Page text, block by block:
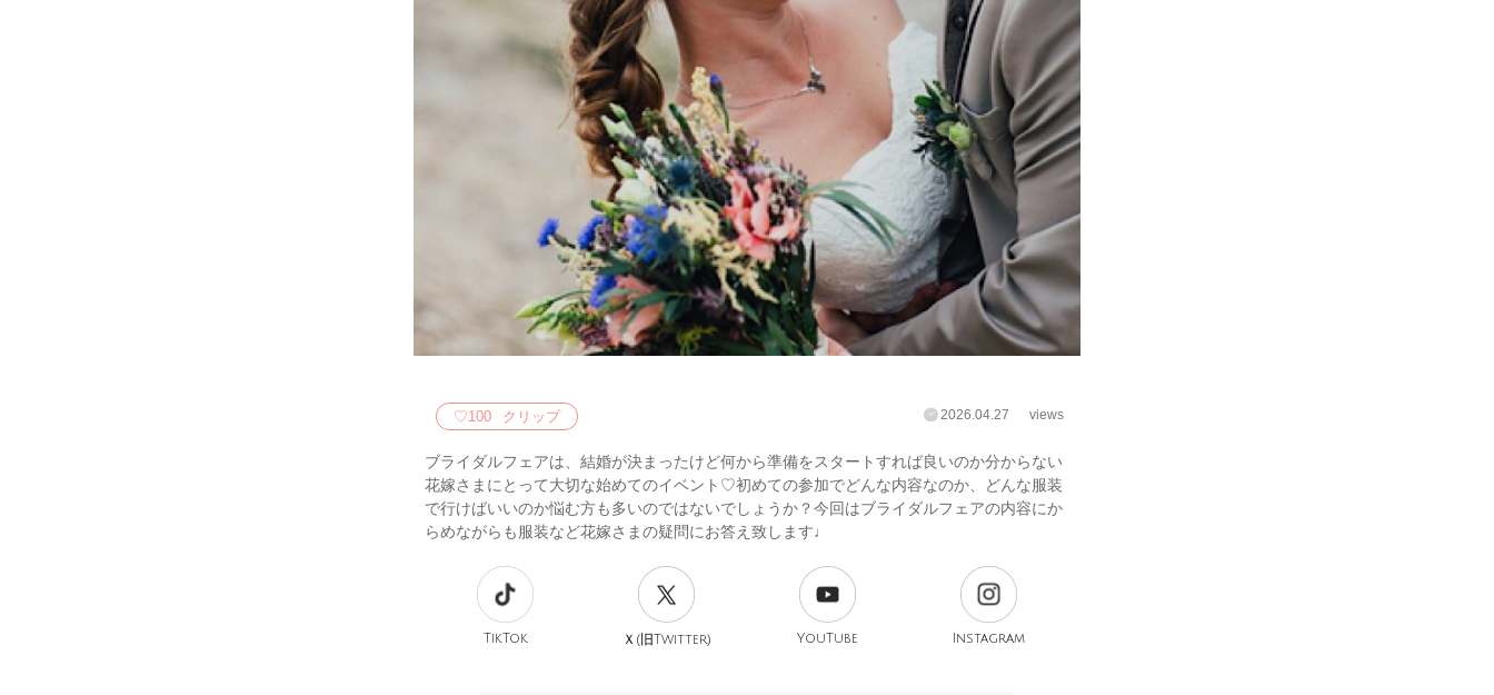
♡100 クリップ 2026.04.27 views
ブライダルフェアは、結婚が決まったけど何から準備をスタートすれば良いのか分からない
花嫁さまにとって大切な始めてのイベント♡初めての参加でどんな内容なのか、どんな服装
で行けばいいのか悩む方も多いのではないでしょうか？今回はブライダルフェアの内容にか
らめながらも服装など花嫁さまの疑問にお答え致します♩
TikTok Ｘ(旧Twitter) YouTube Instagram